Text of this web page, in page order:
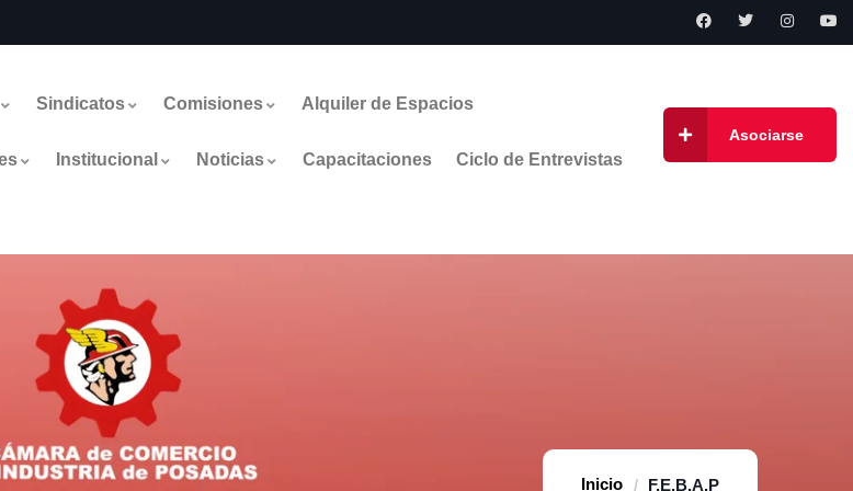
Sindicatos Comisiones Alquiler de Espacios
Institucional Noticias Capacitaciones Ciclo de Entrevistas
Asociarse
Home F.E.B.A.P